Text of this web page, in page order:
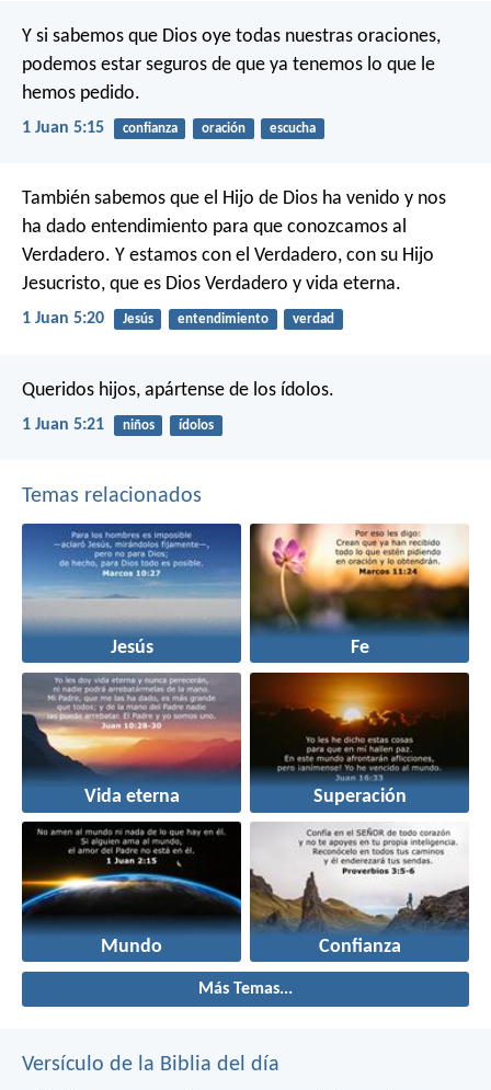
Y si sabemos que Dios oye todas nuestras oraciones,
podemos estar seguros de que ya tenemos lo que le
hemos pedido.
1 Juan 5:15 confianza oración escucha
También sabemos que el Hijo de Dios ha venido y nos
ha dado entendimiento para que conozcamos al
Verdadero. Y estamos con el Verdadero, con su Hijo
Jesucristo, que es Dios Verdadero y vida eterna.
1 Juan 5:20 Jesús entendimiento verdad
Queridos hijos, apártense de los ídolos.
1 Juan 5:21 niños ídolos
Temas relacionados
Jesús Fe
Vida eterna Superación
Mundo Confianza
Más Temas...
Versículo de la Biblia del día